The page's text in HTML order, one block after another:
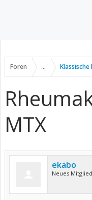
Foren ...
MTX
ekabo
Neues Mitglied